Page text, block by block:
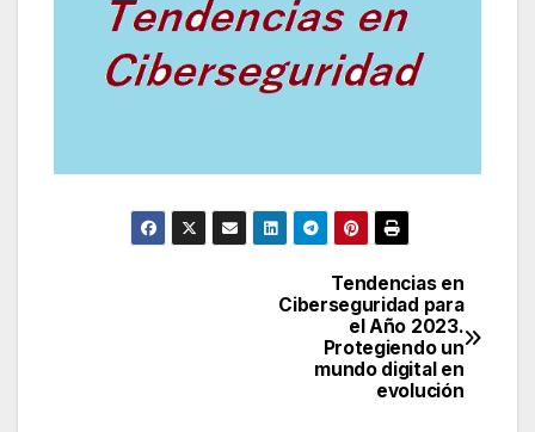
Tendencias en
Ciberseguridad para
el Año 2023.
Protegiendo un
mundo digital en
evolución